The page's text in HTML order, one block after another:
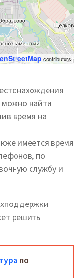
contributors
можно найти
время на
имеется время
по
службу и
решить
по